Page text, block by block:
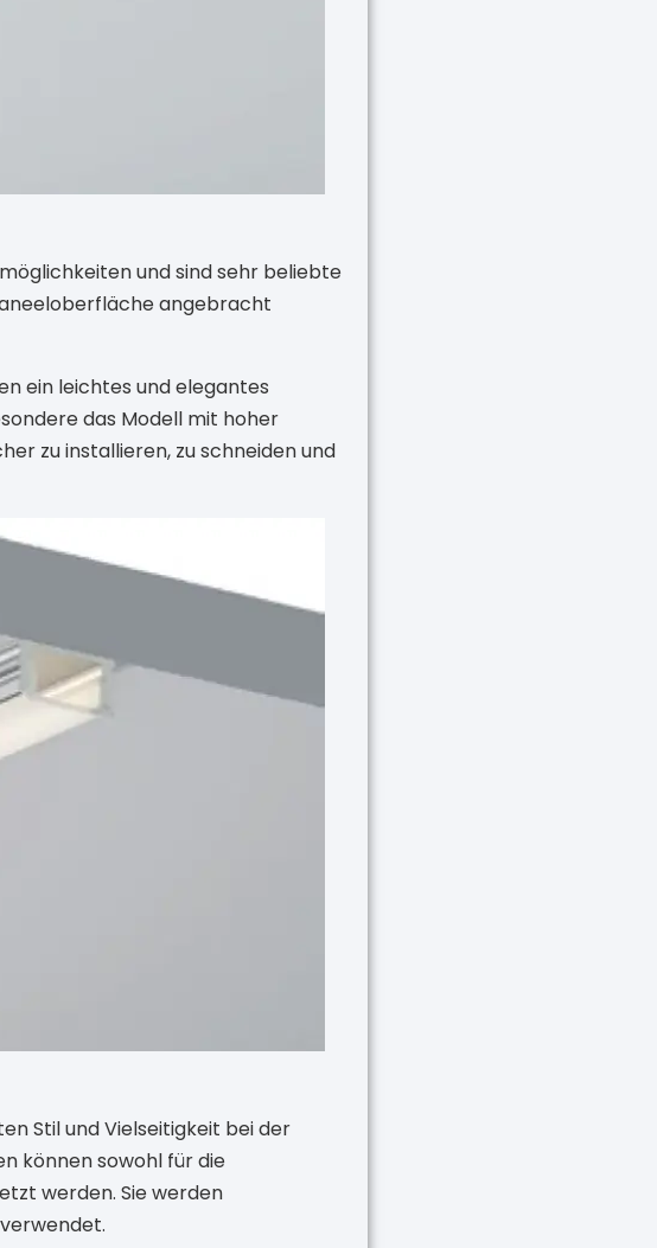
und sind sehr beliebte
angebracht
ein leichtes und elegantes
das Modell mit hoher
zu installieren, zu schneiden und
Stil und Vielseitigkeit bei der
können sowohl für die
werden. Sie werden